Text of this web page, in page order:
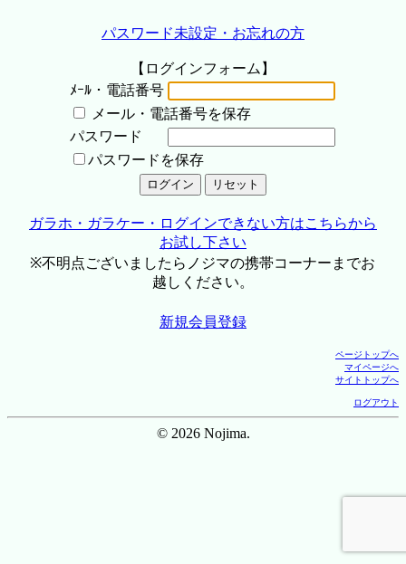
パスワード未設定・お忘れの方
【ログインフォーム】
ﾒｰﾙ・電話番号
メール・電話番号を保存
パスワード
パスワードを保存
ガラホ・ガラケー・ログインできない方はこちらから
お試し下さい
※不明点ございましたらノジマの携帯コーナーまでお
越しください。
新規会員登録
ページトップへ
マイページへ
サイトトップへ
ログアウト
© 2026 Nojima.